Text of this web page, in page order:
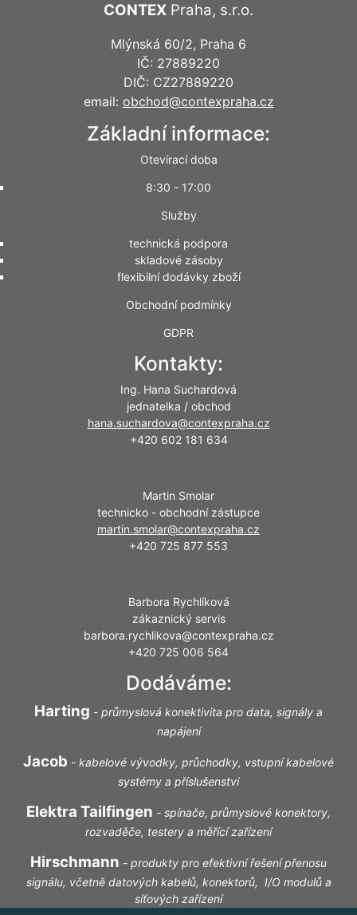
CONTEX Praha, s.r.o.
Mlýnská 60/2, Praha 6
IČ: 27889220
DIČ: CZ27889220
email: obchod@contexpraha.cz
Základní informace:
Otevírací doba
8:30 - 17:00
Služby
technická podpora
skladové zásoby
flexibilní dodávky zboží
Obchodní podmínky
GDPR
Kontakty:
Ing. Hana Suchardová
jednatelka / obchod
hana.suchardova@contexpraha.cz
+420 602 181 634
Martin Smolar
technicko - obchodní zástupce
martin.smolar@contexpraha.cz
+420 725 877 553
Barbora Rychlíková
zákaznický servis
barbora.rychlikova@contexpraha.cz
+420 725 006 564
Dodáváme:
Harting - průmyslová konektivita pro data, signály a
napájení
Jacob - kabelové vývodky, průchodky, vstupní kabelové
systémy a příslušenství
Elektra Tailfingen - spínače, průmyslové konektory,
rozvaděče, testery a měřící zařízení
Hirschmann - produkty pro efektivní řešení přenosu
signálu, včetně datových kabelů, konektorů, I/O modulů a
síťových zařízení